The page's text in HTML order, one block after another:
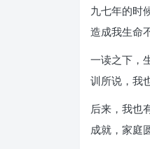
九七年的时
造成我生命
一读之下，
训所说，我
后来，我也
成就，家庭